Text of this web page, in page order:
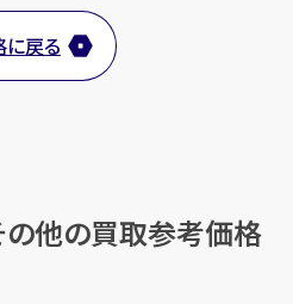
話で無料査定
ルで無料相談する
戻る
の他の買取参考価格